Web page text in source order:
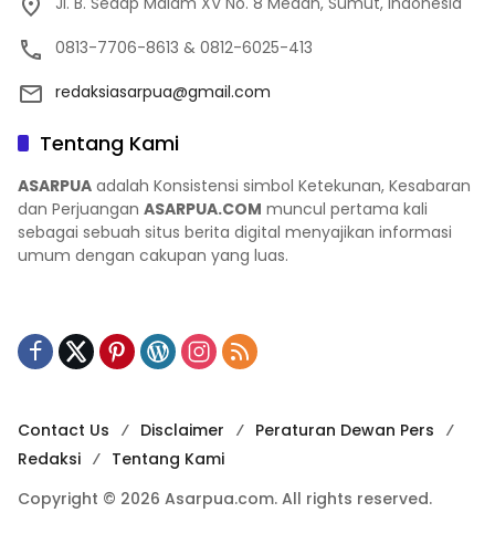
0813-7706-8613 & 0812-6025-413
redaksiasarpua@gmail.com
Tentang Kami
ASARPUA adalah Konsistensi simbol Ketekunan, Kesabaran
dan Perjuangan ASARPUA.COM muncul pertama kali
sebagai sebuah situs berita digital menyajikan informasi
umum dengan cakupan yang luas.
Contact Us Disclaimer
Peraturan Dewan Pers
Redaksi
Tentang Kami
Copyright © 2026 Asarpua.com. All rights reserved.